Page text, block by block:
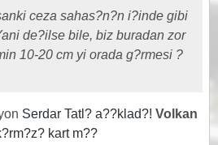
ceza sahas?n?n i?inde gibi
de?ilse bile, biz buradan zor
10-20 cm yi orada g?rmesi ?
Serdar Tatl? a??klad?! Volkan
kart m??